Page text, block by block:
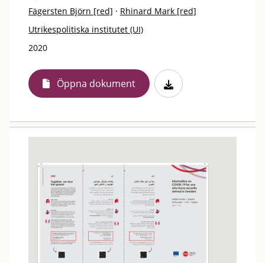
Fägersten Björn [red] · Rhinard Mark [red]
Utrikespolitiska institutet (UI)
2020
Öppna dokument